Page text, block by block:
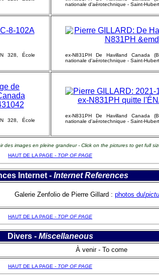
nationale d'aérotechnique - Saint-
328, École
ex-N831PH De Havilland Canada
nationale d'aérotechnique - Saint-
328, École
ex-N831PH De Havilland Canada
nationale d'aérotechnique - Saint-
des images en pleine grandeur - Click on the pictures to get full
HAUT DE LA PAGE - TOP OF PAGE
Internet - Internet References
Galerie Zenfolio de Pierre Gillard : photos du/
HAUT DE LA PAGE - TOP OF PAGE
Divers - Miscellaneous
À venir - To come
HAUT DE LA PAGE - TOP OF PAGE